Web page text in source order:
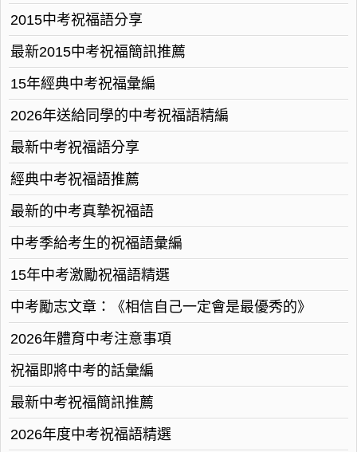
2015中考祝福語分享
最新2015中考祝福簡訊推薦
15年經典中考祝福彙編
2026年送給同學的中考祝福語精編
最新中考祝福語分享
經典中考祝福語推薦
最新的中考真摯祝福語
中考季給考生的祝福語彙編
15年中考激勵祝福語精選
中考勵志文章：《相信自己一定會是最優秀的》
2026年體育中考注意事項
祝福即將中考的話彙編
最新中考祝福簡訊推薦
2026年度中考祝福語精選